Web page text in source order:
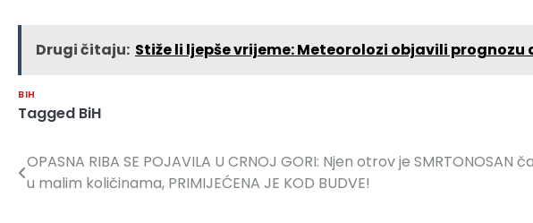
Drugi čitaju: Stiže li ljepše vrijeme: Meteorolozi objavili prognozu
BIH
Tagged BiH
Navigacija
OPASNA RIBA SE POJAVILA U CRNOJ GORI: Njen otrov je SMRTONOSAN
u malim količinama, PRIMIJEĆENA JE KOD BUDVE!